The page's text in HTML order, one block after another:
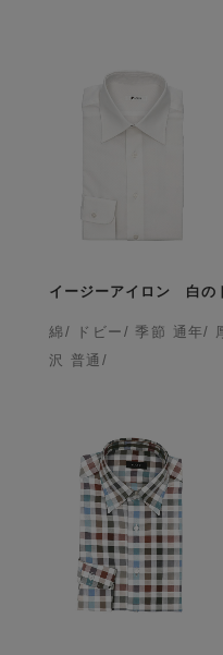
イージーアイロン 白の
綿/ ドビー/ 季節 通年/
沢 普通/